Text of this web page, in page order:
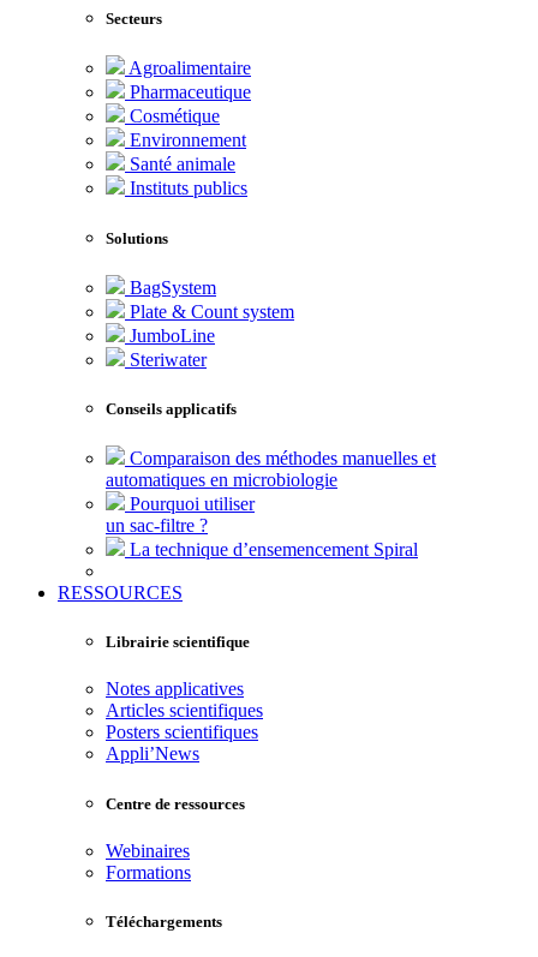
Secteurs
Agroalimentaire
Pharmaceutique
Cosmétique
Environnement
Santé animale
Instituts publics
Solutions
BagSystem
Plate & Count system
JumboLine
Steriwater
Conseils applicatifs
Comparaison des méthodes manuelles et
automatiques en microbiologie
Pourquoi utiliser
un sac-filtre ?
La technique d’ensemencement Spiral
RESSOURCES
Librairie scientifique
Notes applicatives
Articles scientifiques
Posters scientifiques
Appli’News
Centre de ressources
Webinaires
Formations
Téléchargements